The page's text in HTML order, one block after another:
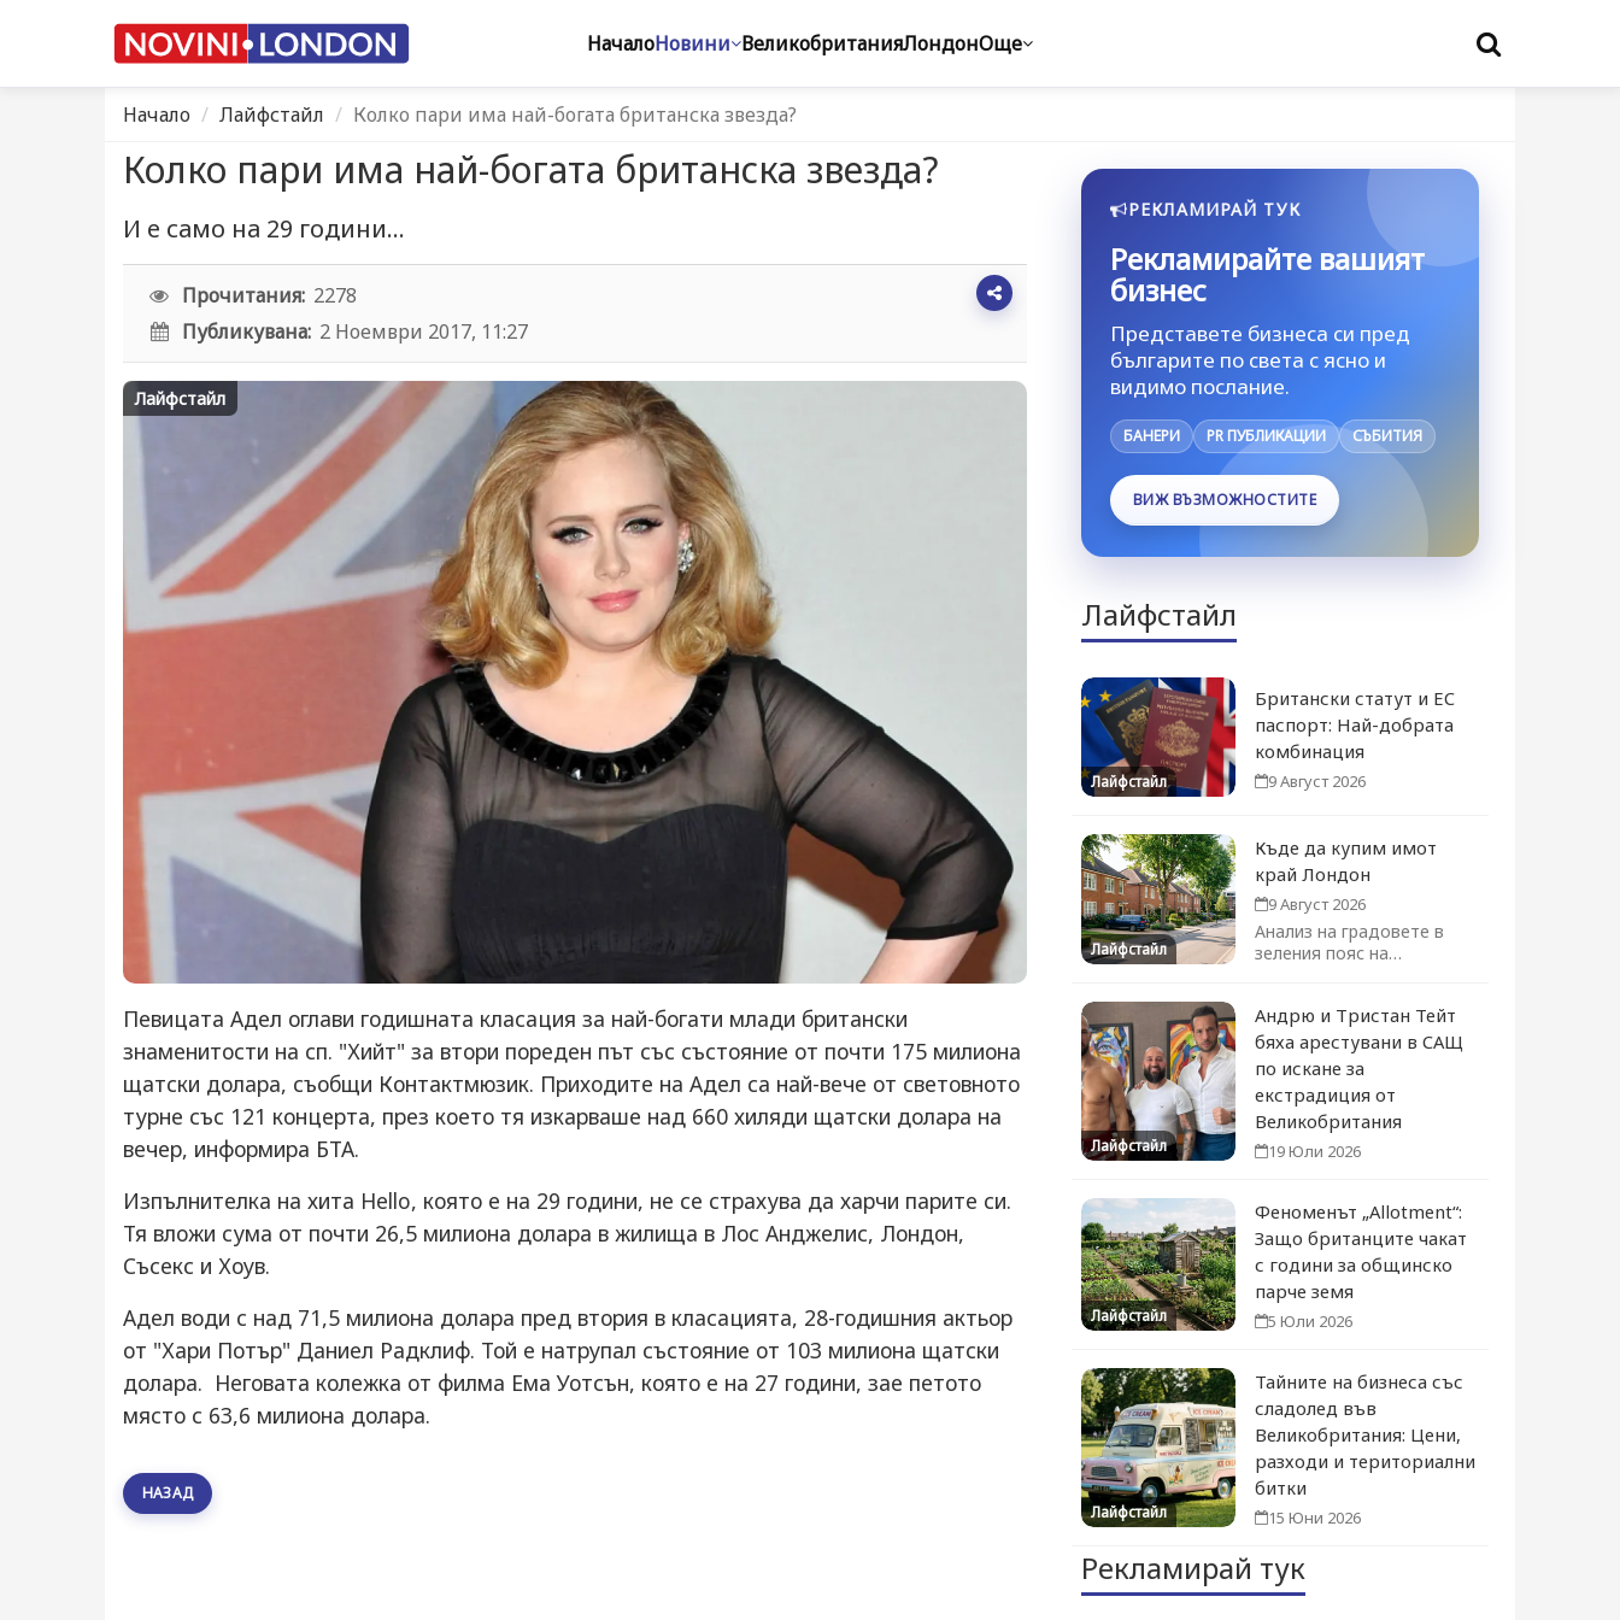
НачалоНовини ВеликобританияЛондонОще
Начало Лайфстайл Колко пари има най-богата британска звезда?
Колко пари има най-богата британска звезда?
И е само на 29 години...
Прочитания: 2278
Публикувана: 2 Ноември 2017, 11:27
Лайфстайл
Певицата Адел оглави годишната класация за най-богати млади британски
знаменитости на сп. "Хийт" за втори пореден път със състояние от почти 175 милиона
щатски долара, съобщи Контактмюзик. Приходите на Адел са най-вече от световното
турне със 121 концерта, през което тя изкарваше над 660 хиляди щатски долара на
вечер, информира БТА.
Изпълнителка на хита Hello, която е на 29 години, не се страхува да харчи парите си.
Тя вложи сума от почти 26,5 милиона долара в жилища в Лос Анджелис, Лондон,
Съсекс и Хоув.
Адел води с над 71,5 милиона долара пред втория в класацията, 28-годишния актьор
от "Хари Потър" Даниел Радклиф. Той е натрупал състояние от 103 милиона щатски
долара. Неговата колежка от филма Ема Уотсън, която е на 27 години, зае петото
място с 63,6 милиона долара.
НАЗАД
РЕКЛАМИРАЙ ТУК
Рекламирайте вашият
бизнес
Представете бизнеса си пред
българите по света с ясно и
видимо послание.
БАНЕРИ PR ПУБЛИКАЦИИ СЪБИТИЯ
ВИЖ ВЪЗМОЖНОСТИТЕ
Лайфстайл
Лайфстайл
Британски статут и ЕС
паспорт: Най-добрата
комбинация
9 Август 2026
Лайфстайл
Къде да купим имот
край Лондон
9 Август 2026
Анализ на градовете в
зеления пояс на
баланс...
Лайфстайл
Андрю и Тристан Тейт
бяха арестувани в САЩ
по искане за
екстрадиция от
Великобритания
19 Юли 2026
Лайфстайл
Феноменът „Allotment“:
Защо британците чакат
с години за общинско
парче земя
5 Юли 2026
Лайфстайл
Тайните на бизнеса със
сладолед във
Великобритания: Цени,
разходи и териториални
битки
15 Юни 2026
Рекламирай тук